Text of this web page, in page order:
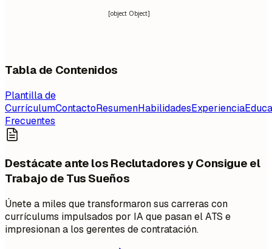
[object Object]
Tabla de Contenidos
Plantilla de
CurrículumContactoResumenHabilidadesExperiencia
Frecuentes
Destácate ante los Reclutadores y Consigue el
Trabajo de Tus Sueños
Únete a miles que transformaron sus carreras con
currículums impulsados por IA que pasan el ATS e
impresionan a los gerentes de contratación.